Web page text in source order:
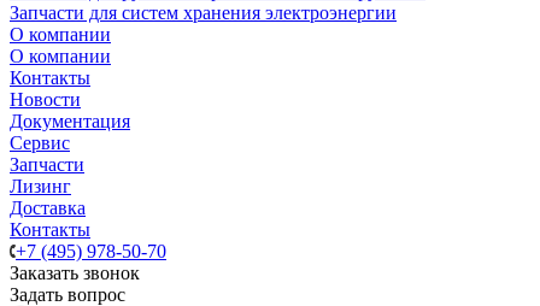
Запчасти для систем хранения электроэнергии
О компании
О компании
Контакты
Новости
Документация
Сервис
Запчасти
Лизинг
Доставка
Контакты
+7 (495) 978-50-70
Заказать звонок
Задать вопрос